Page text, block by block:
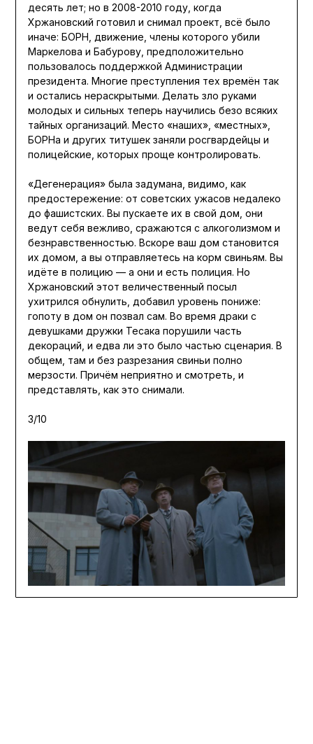
десять лет; но в 2008-2010 году, когда
Хржановский готовил и снимал проект, всё было
иначе: БОРН, движение, члены которого убили
Маркелова и Бабурову, предположительно
пользовалось поддержкой Администрации
президента. Многие преступления тех времён так
и остались нераскрытыми. Делать зло руками
молодых и сильных теперь научились безо всяких
тайных организаций. Место «наших», «местных»,
БОРНа и других титушек заняли росгвардейцы и
полицейские, которых проще контролировать.
«Дегенерация» была задумана, видимо, как
предостережение: от советских ужасов недалеко
до фашистских. Вы пускаете их в свой дом, они
ведут себя вежливо, сражаются с алкоголизмом и
безнравственностью. Вскоре ваш дом становится
их домом, а вы отправляетесь на корм свиньям. Вы
идёте в полицию — а они и есть полиция. Но
Хржановский этот величественный посыл
ухитрился обнулить, добавил уровень пониже:
гопоту в дом он позвал сам. Во время драки с
девушками дружки Тесака порушили часть
декораций, и едва ли это было частью сценария. В
общем, там и без разрезания свиньи полно
мерзости. Причём неприятно и смотреть, и
представлять, как это снимали.
3/10